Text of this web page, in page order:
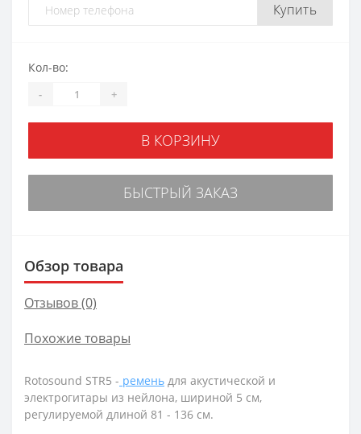
Купить
Кол-во:
- +
В КОРЗИНУ
БЫСТРЫЙ ЗАКАЗ
Обзор товара
Отзывов (0)
Похожие товары
Rotosound STR5 - ремень для акустической и
электрогитары из нейлона, шириной 5 см,
регулируемой длиной 81 - 136 см.